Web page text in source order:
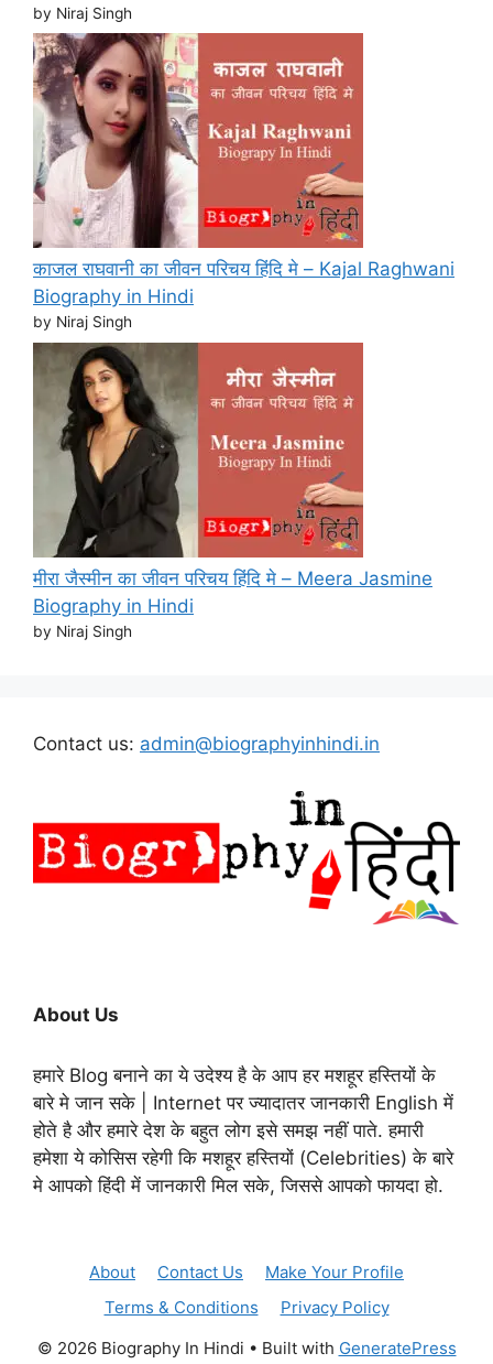
by Niraj Singh
काजल राघवानी का जीवन परिचय हिंदि मे – Kajal Raghwani
Biography in Hindi
by Niraj Singh
मीरा जैस्मीन का जीवन परिचय हिंदि मे – Meera Jasmine
Biography in Hindi
by Niraj Singh
Contact us: admin@biographyinhindi.in
About Us
हमारे Blog बनाने का ये उदेश्य है के आप हर मशहूर हस्तियों के
बारे मे जान सके | Internet पर ज्यादातर जानकारी English में
होते है और हमारे देश के बहुत लोग इसे समझ नहीं पाते. हमारी
हमेशा ये कोसिस रहेगी कि मशहूर हस्तियों (Celebrities) के बारे
मे आपको हिंदी में जानकारी मिल सके, जिससे आपको फायदा हो.
About Contact Us
Make Your Profile
Terms & Conditions
Privacy Policy
© 2026 Biography In Hindi • Built with GeneratePress